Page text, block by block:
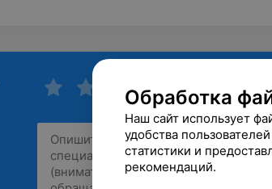
Обработка
Наш сайт использует
удобства
статистики и
рекомендаций.